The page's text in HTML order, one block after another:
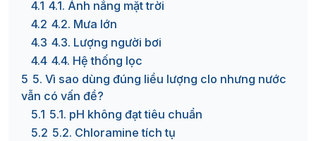
4.1 4.1. Ánh nắng mặt trời
4.2 4.2. Mưa lớn
4.3 4.3. Lượng người bơi
4.4 4.4. Hệ thống lọc
5 5. Vì sao dùng đúng liều lượng clo nhưng nước
vẫn có vấn đề?
5.1 5.1. pH không đạt tiêu chuẩn
5.2 5.2. Chloramine tích tụ